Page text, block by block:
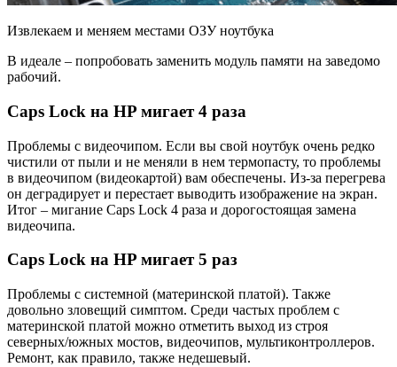
Извлекаем и меняем местами ОЗУ ноутбука
В идеале – попробовать заменить модуль памяти на заведомо
рабочий.
Caps Lock на HP мигает 4 раза
Проблемы с видеочипом. Если вы свой ноутбук очень редко
чистили от пыли и не меняли в нем термопасту, то проблемы
в видеочипом (видеокартой) вам обеспечены. Из-за перегрева
он деградирует и перестает выводить изображение на экран.
Итог – мигание Caps Lock 4 раза и дорогостоящая замена
видеочипа.
Caps Lock на HP мигает 5 раз
Проблемы с системной (материнской платой). Также
довольно зловещий симптом. Среди частых проблем с
материнской платой можно отметить выход из строя
северных/южных мостов, видеочипов, мультиконтроллеров.
Ремонт, как правило, также недешевый.